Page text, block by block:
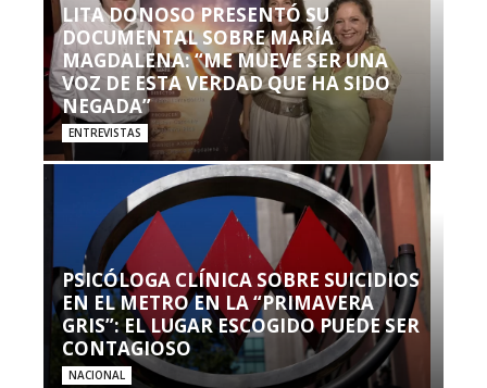
LITA DONOSO PRESENTÓ SU
DOCUMENTAL SOBRE MARÍA
MAGDALENA: “ME MUEVE SER UNA
VOZ DE ESTA VERDAD QUE HA SIDO
NEGADA”
ENTREVISTAS
PSICÓLOGA CLÍNICA SOBRE SUICIDIOS
EN EL METRO EN LA “PRIMAVERA
GRIS”: EL LUGAR ESCOGIDO PUEDE SER
CONTAGIOSO
NACIONAL